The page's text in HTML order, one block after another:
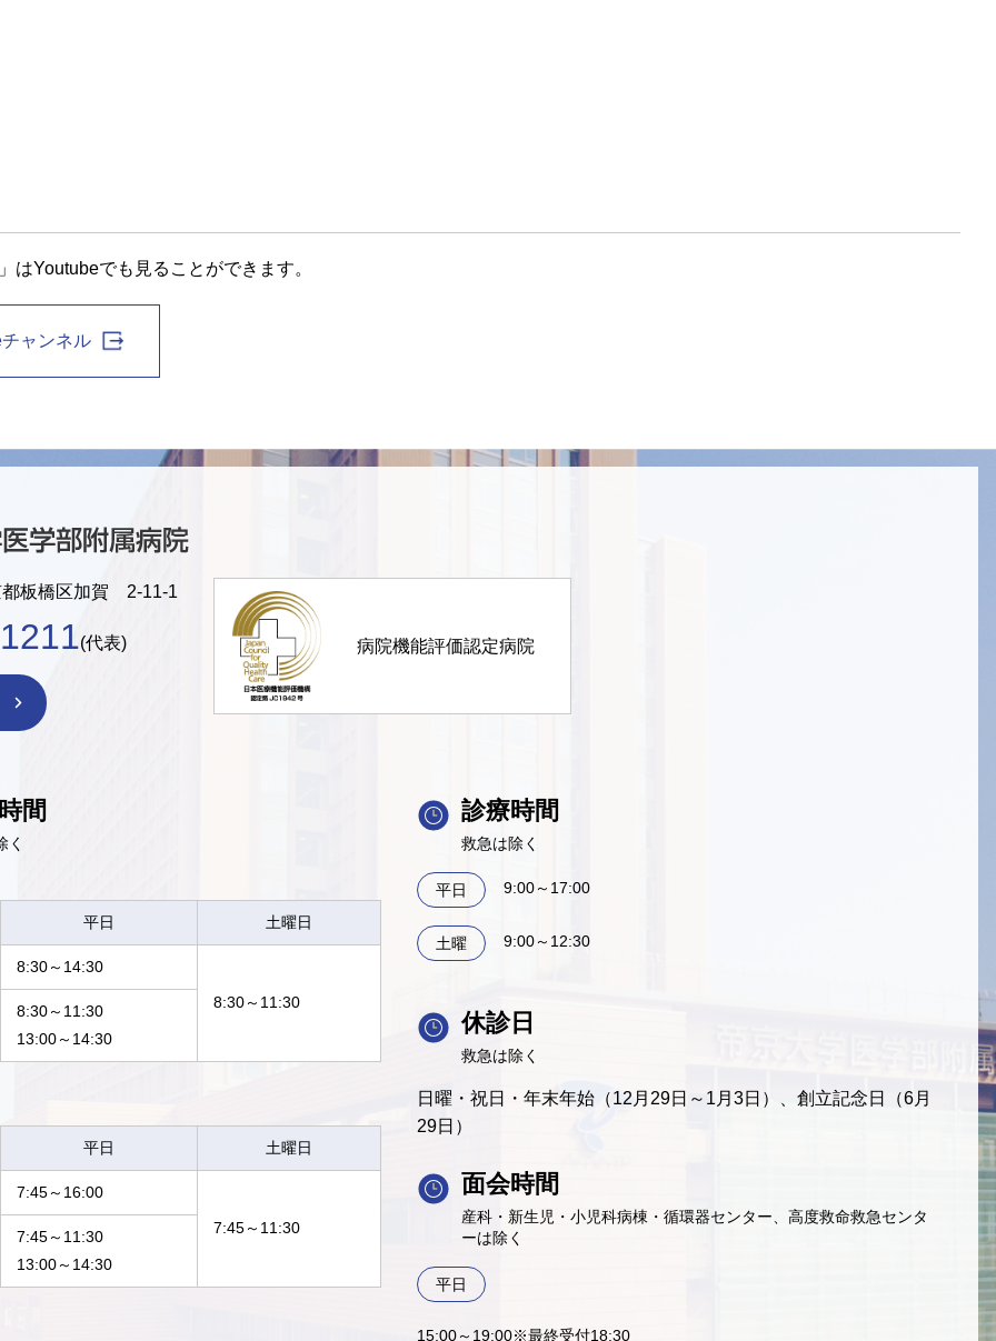
Youtubeでも見ることができます。
ャンネル
板橋区加賀 2-11-1
(代表) 病院機能評価認定病院
間
く
平日 土曜日
8:30～14:30
8:30～11:30
8:30～11:30
13:00～14:30
平日 土曜日
7:45～16:00
7:45～11:30
7:45～11:30
13:00～14:30
診療時間
救急は除く
平日 9:00～17:00
土曜 9:00～12:30
休診日
救急は除く
日曜・祝日・年末年始（12月29日～1月3日）、創立記念日（6月
29日）
面会時間
産科・新生児・小児科病棟・循環器センター、高度救命救急センタ
ーは除く
平日
15:00～19:00※最終受付18:30